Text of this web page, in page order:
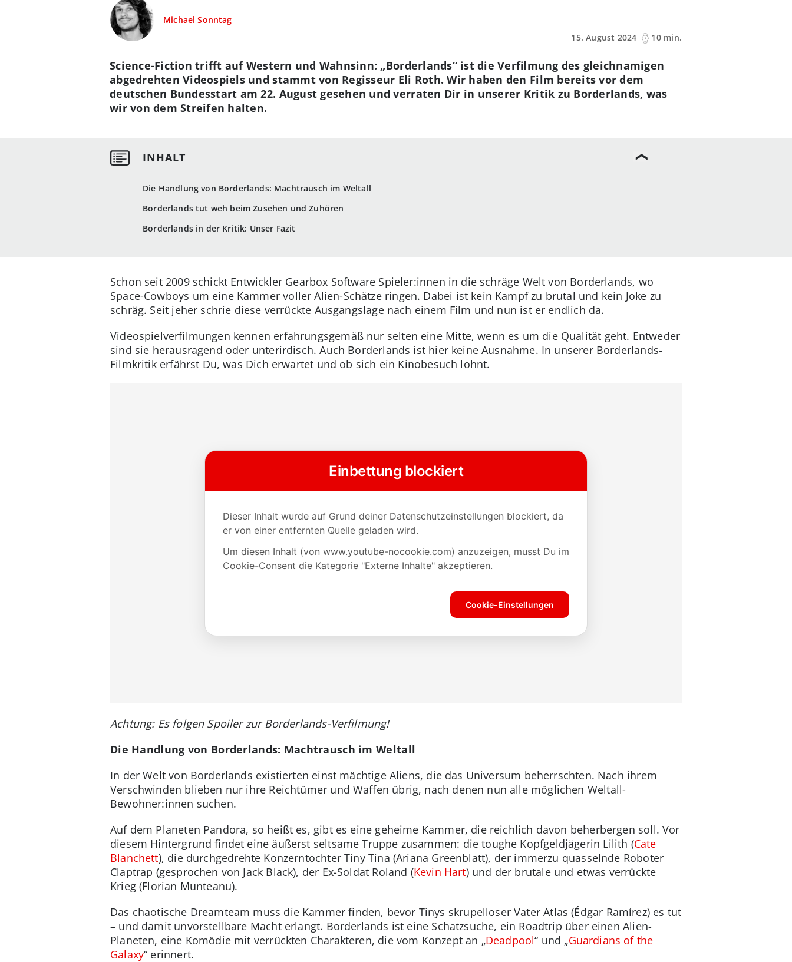
Michael Sonntag
15. August 2024
10 min.
Die Handlung von Borderlands: Machtrausch im Weltall
Borderlands tut weh beim Zusehen und Zuhören
Borderlands in der Kritik: Unser Fazit
Science-Fiction trifft auf Western und Wahnsinn: „Borderlands“ ist die Verfilmung des gleichnamigen
abgedrehten Videospiels und stammt von Regisseur Eli Roth. Wir haben den Film bereits vor dem
deutschen Bundesstart am 22. August gesehen und verraten Dir in unserer Kritik zu Borderlands, was
wir von dem Streifen halten.
Schon seit 2009 schickt Entwickler Gearbox Software Spieler:innen in die schräge Welt von Borderlands, wo
Space-Cowboys um eine Kammer voller Alien-Schätze ringen. Dabei ist kein Kampf zu brutal und kein Joke zu
schräg. Seit jeher schrie diese verrückte Ausgangslage nach einem Film und nun ist er endlich da.
Videospielverfilmungen kennen erfahrungsgemäß nur selten eine Mitte, wenn es um die Qualität geht. Entweder
sind sie herausragend oder unterirdisch. Auch Borderlands ist hier keine Ausnahme. In unserer Borderlands-
Filmkritik erfährst Du, was Dich erwartet und ob sich ein Kinobesuch lohnt.
Achtung: Es folgen Spoiler zur Borderlands-Verfilmung!
Die Handlung von Borderlands: Machtrausch im Weltall
In der Welt von Borderlands existierten einst mächtige Aliens, die das Universum beherrschten. Nach ihrem
Verschwinden blieben nur ihre Reichtümer und Waffen übrig, nach denen nun alle möglichen Weltall-
Bewohner:innen suchen.
Auf dem Planeten Pandora, so heißt es, gibt es eine geheime Kammer, die reichlich davon beherbergen soll. Vor
diesem Hintergrund findet eine äußerst seltsame Truppe zusammen: die toughe Kopfgeldjägerin Lilith (Cate
Blanchett), die durchgedrehte Konzerntochter Tiny Tina (Ariana Greenblatt), der immerzu quasselnde Roboter
Claptrap (gesprochen von Jack Black), der Ex-Soldat Roland (Kevin Hart) und der brutale und etwas verrückte
Krieg (Florian Munteanu).
Das chaotische Dreamteam muss die Kammer finden, bevor Tinys skrupelloser Vater Atlas (Édgar Ramírez) es tut
– und damit unvorstellbare Macht erlangt. Borderlands ist eine Schatzsuche, ein Roadtrip über einen Alien-
Planeten, eine Komödie mit verrückten Charakteren, die vom Konzept an „Deadpool“ und „Guardians of the
Galaxy“ erinnert.